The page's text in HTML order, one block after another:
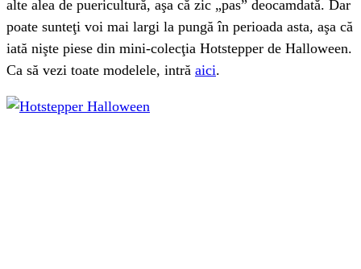
alte alea de puericultură, aşa că zic „pas” deocamdată. Dar
poate sunteţi voi mai largi la pungă în perioada asta, aşa că
iată nişte piese din mini-colecţia Hotstepper de Halloween.
Ca să vezi toate modelele, intră aici.